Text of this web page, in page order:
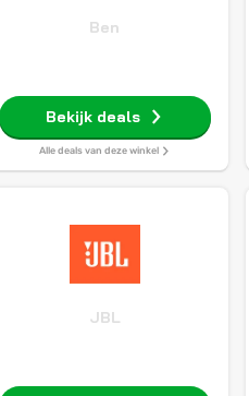
Ben
Bekijk deals
Alle deals van deze winkel
JBL